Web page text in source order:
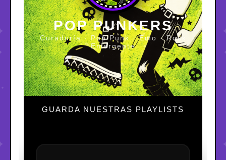
POP PUNKERS
Curaduría · Pop Punk · Emo · Rock
Emergente
GUARDA NUESTRAS PLAYLISTS